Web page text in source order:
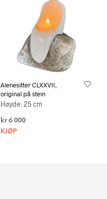
Alenesitter CLXXVII,
original på stein
Høyde: 25 cm
kr6 000
KJØP